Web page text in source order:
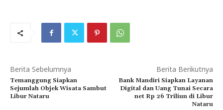
Berita Sebelumnya
Temanggung Siapkan
Sejumlah Objek Wisata Sambut
Libur Nataru
Berita Berikutnya
Bank Mandiri Siapkan Layanan
Digital dan Uang Tunai Secara
net Rp 26 Triliun di Libur
Nataru